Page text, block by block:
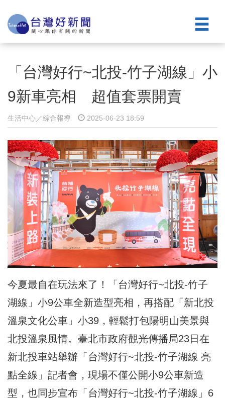
「台灣好行~北投-竹子湖線」小
9新車亮相 超值套票開賣
生活中心／綜合報導 2025-06-23 18:59
今夏最自在玩法來了！「台灣好行~北投-竹子
湖線」小9公車全新造型亮相，再搭配「新北投
溫泉文化公車」小39，輕鬆打包陽明山美景與
北投溫泉風情。臺北市政府觀光傳播局23日在
新北投車站舉辦「台灣好行~北投-竹子湖線 亮
點全線」記者會，現場不僅公開小9公車新造
型，也同步宣布「台灣好行~北投-竹子湖線」6